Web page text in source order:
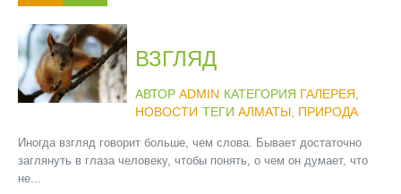
ВЗГЛЯД
АВТОР ADMIN КАТЕГОРИЯ ГАЛЕРЕЯ
НОВОСТИ ТЕГИ АЛМАТЫ, ПРИРОДА
Иногда взгляд говорит больше, чем слова. Бывает достаточно
заглянуть в глаза человеку, чтобы понять, о чем он думает, что
не...